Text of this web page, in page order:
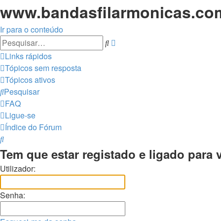
Ir para o conteúdo
Pesquisar
Links rápidos
Tópicos sem resposta
Tópicos ativos
Pesquisar
FAQ
Ligue-se
Índice do Fórum
Pesquisar
Tem que estar registado e ligado para
Utilizador:
Senha: